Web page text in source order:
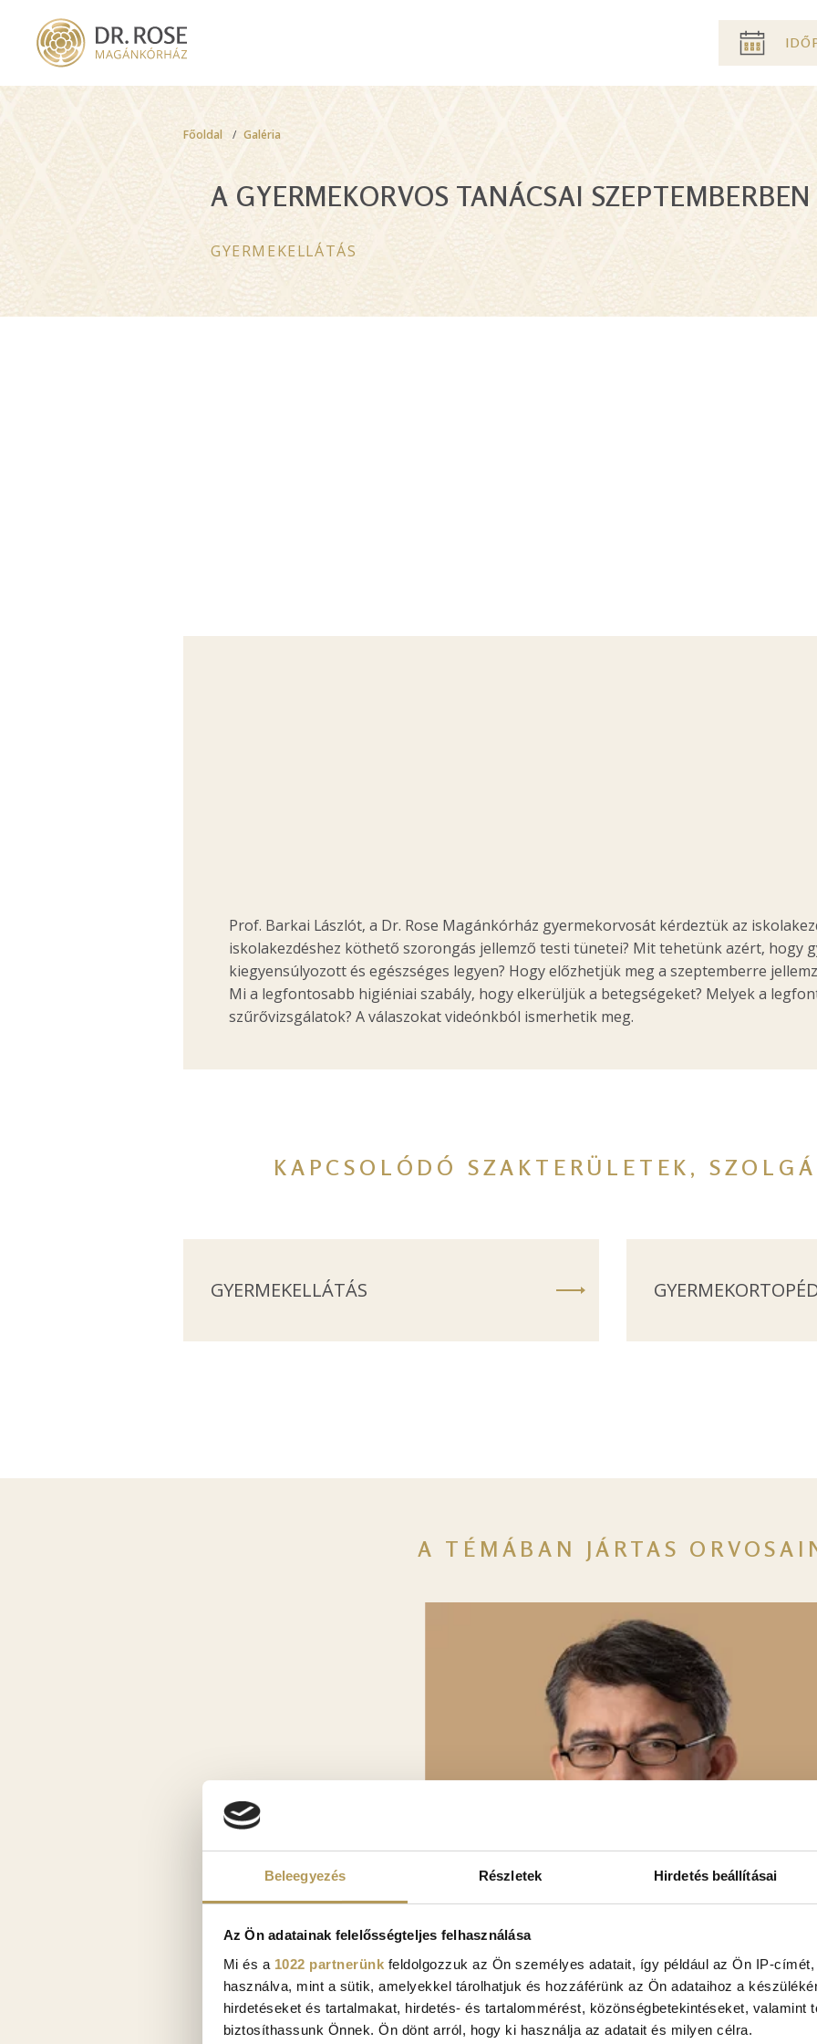
Beleegyezés Részletek Hirdetés beállításai
Az Ön adatainak felelősségteljes felhasználása
Mi és a 1022 partnerünk feldolgozzuk az Ön személyes adatait, így például az Ön IP-
használva, mint a sütik, amelyekkel tárolhatjuk és hozzáférünk az Ön adataihoz a
hirdetéseket és tartalmakat, hirdetés- és tartalommérést, közönségbetekintéseket, valamint
biztosíthassunk Önnek. Ön dönt arról, hogy ki használja az adatait és milyen célra.
Pre
header
Breadcrumb
Főoldal Galéria
A GYERMEKORVOS TANÁCSAI SZEPTEMBERBEN
GYERMEKELLÁTÁS
Prof. Barkai Lászlót, a Dr. Rose Magánkórház gyermekorvosát kérdeztük az
iskolakezdéshez köthető szorongás jellemző testi tünetei? Mit tehetünk azért, hogy
kiegyensúlyozott és egészséges legyen? Hogy előzhetjük meg a szeptemberre
Mi a legfontosabb higiéniai szabály, hogy elkerüljük a betegségeket? Melyek a
szűrővizsgálatok? A válaszokat videónkból ismerhetik meg.
KAPCSOLÓDÓ SZAKTERÜLETEK,
GYERMEKELLÁTÁS
A TÉMÁBAN JÁRTAS